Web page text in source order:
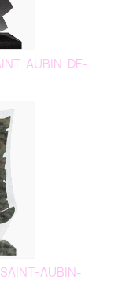
AUBIN-DE-
AUBIN-